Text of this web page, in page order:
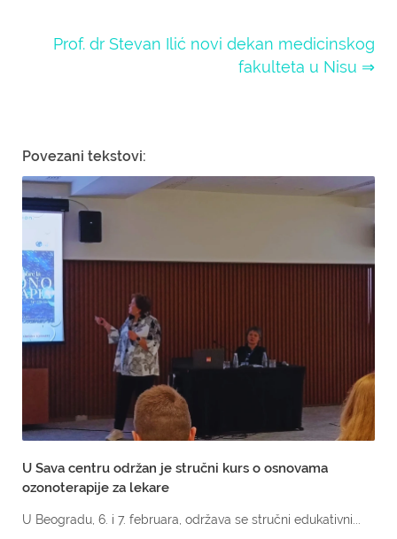
Prof. dr Stevan Ilić novi dekan medicinskog
fakulteta u Nisu ⇒
Povezani tekstovi:
U Sava centru održan je stručni kurs o osnovama
ozonoterapije za lekare
U Beogradu, 6. i 7. februara, održava se stručni edukativni...